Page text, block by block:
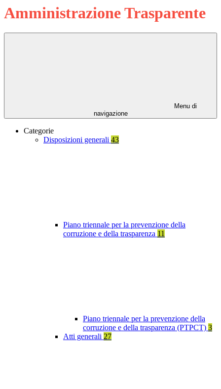
Amministrazione Trasparente
Menu di
navigazione
Categorie
Disposizioni generali 43
Piano triennale per la prevenzione della
corruzione e della trasparenza 11
Piano triennale per la prevenzione della
corruzione e della trasparenza (PTPCT) 3
Atti generali 27